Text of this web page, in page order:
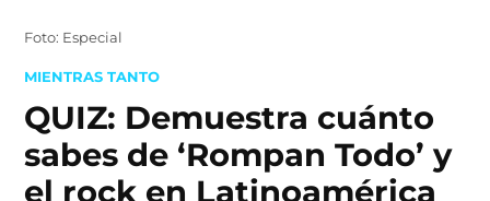
Foto: Especial
POSTED
MIENTRAS TANTO
QUIZ: Demuestra cuánto
sabes de ‘Rompan Todo’ y
el rock en Latinoamérica